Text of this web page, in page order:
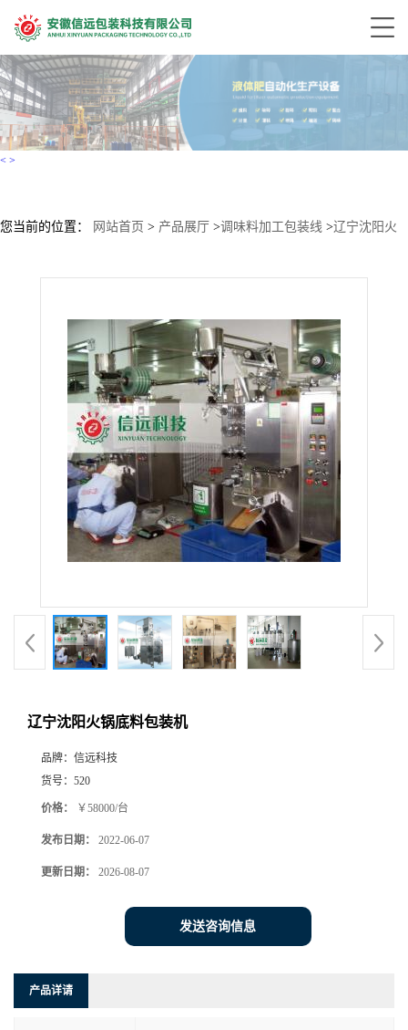
< >
您当前的位置： 网站首页 > 产品展厅 >调味料加工包装线 >辽宁沈阳火
辽宁沈阳火锅底料包装机
品牌： 信远科技
货号： 520
价格： ￥58000/台
发布日期： 2022-06-07
更新日期： 2026-08-07
发送咨询信息
产品详请